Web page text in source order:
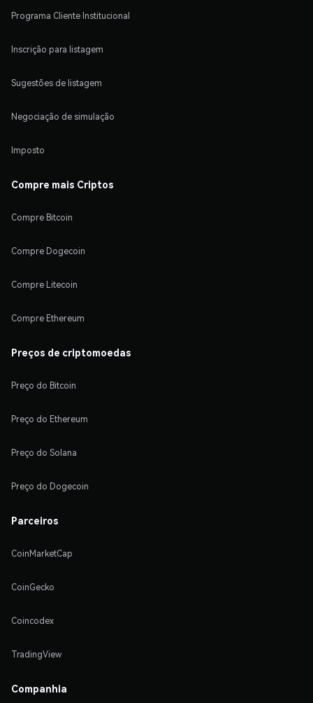
Programa Cliente Institucional
Inscrição para listagem
Sugestões de listagem
Negociação de simulação
Imposto
Compre mais Criptos
Compre Bitcoin
Compre Dogecoin
Compre Litecoin
Compre Ethereum
Preços de criptomoedas
Preço do Bitcoin
Preço do Ethereum
Preço do Solana
Preço do Dogecoin
Parceiros
CoinMarketCap
CoinGecko
Coincodex
TradingView
Companhia